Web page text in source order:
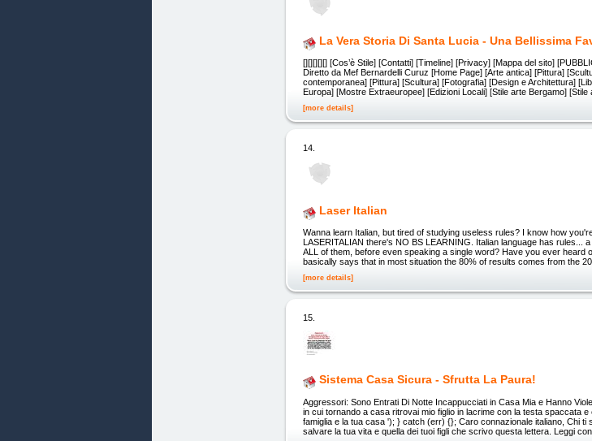
La Vera Storia Di Santa Lucia - Una Bellissima
[][][][][] [Cos’è Stile] [Contatti] [Timeline] [Privacy] [Mappa del sito]
Diretto da Mef Bernardelli Curuz [Home Page] [Arte antica] [Pittura]
contemporanea] [Pittura] [Scultura] [Fotografia] [Design e Architettura]
Europa] [Mostre Extraeuropee] [Edizioni Locali] [Stile arte Bergamo] [Stile
[more details]
14.
Laser Italian
Wanna learn Italian, but tired of studying useless rules? I know how
LASERITALIAN there's NO BS LEARNING. Italian language has rules...
ALL of them, before even speaking a single word? Have you ever heard
basically says that in most situation the 80% of results comes from the
[more details]
15.
Sistema Casa Sicura - Sfrutta La Paura!
Aggressori: Sono Entrati Di Notte Incappucciati in Casa Mia e Hanno
in cui tornando a casa ritrovai mio figlio in lacrime con la testa spaccata
famiglia e la tua casa '); } catch (err) {}; Caro connazionale italiano, Chi
salvare la tua vita e quella dei tuoi figli che scrivo questa lettera. Leggi